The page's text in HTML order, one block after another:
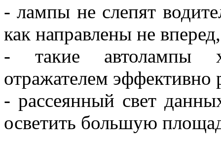
- лампы не слепят
как направлены не
- такие автолампы
отражателем эффективно
- рассеянный свет
осветить большую